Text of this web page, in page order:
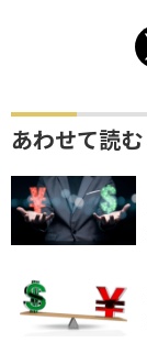
あわせて読む